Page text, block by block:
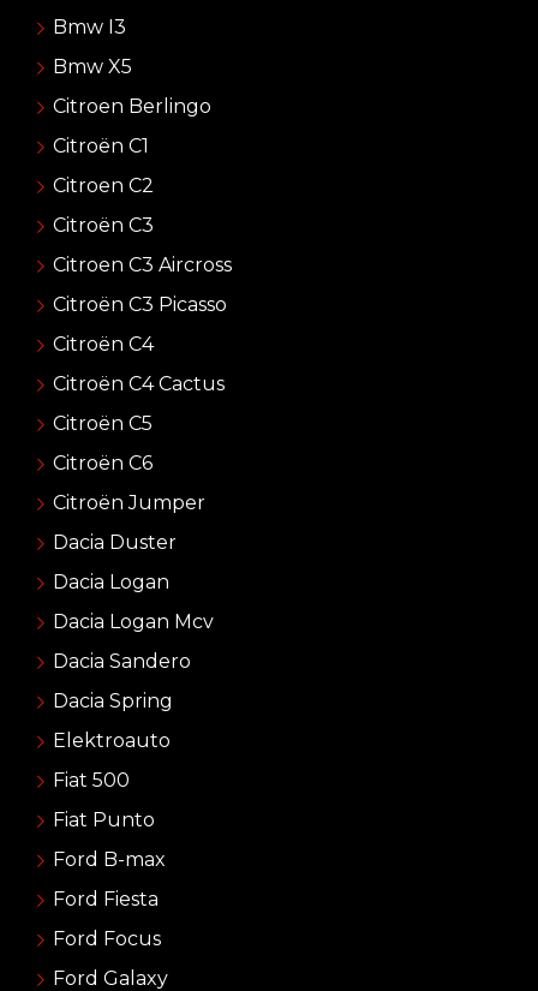
Bmw I3
Bmw X5
Citroen Berlingo
Citroën C1
Citroen C2
Citroën C3
Citroen C3 Aircross
Citroën C3 Picasso
Citroën C4
Citroën C4 Cactus
Citroën C5
Citroën C6
Citroën Jumper
Dacia Duster
Dacia Logan
Dacia Logan Mcv
Dacia Sandero
Dacia Spring
Elektroauto
Fiat 500
Fiat Punto
Ford B-max
Ford Fiesta
Ford Focus
Ford Galaxy